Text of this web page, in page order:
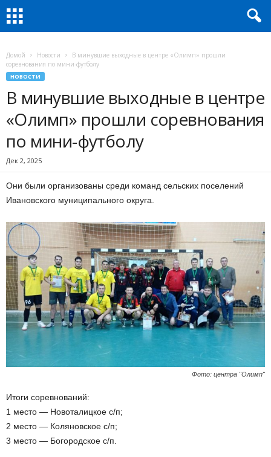
Домой Новости
В минувшие выходные в центре «Олимп» прошли
соревнования по мини-футболу
НОВОСТИ
В минувшие выходные в центре
«Олимп» прошли соревнования
по мини-футболу
Дек 2, 2025
Они были организованы среди команд сельских поселений
Ивановского муниципального округа.
Фото: центра "Олимп"
Итоги соревнований:
1 место — Новоталицкое с/п;
2 место — Коляновское с/п;
3 место — Богородское с/п.